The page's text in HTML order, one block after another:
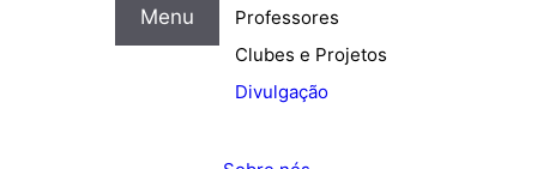
Menu
Professores
Clubes e Projetos
Divulgação